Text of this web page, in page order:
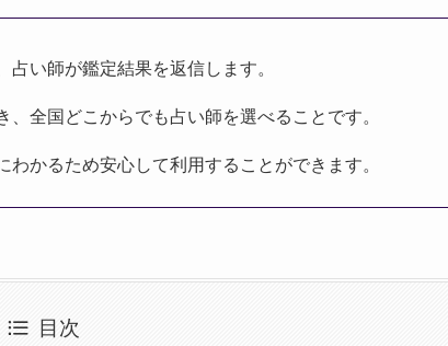
い師が鑑定結果を返信します。
全国どこからでも占い師を選べることです。
かるため安心して利用することができます。
目次